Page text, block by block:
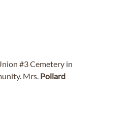
#3 Cemetery in
Mrs. Pollard